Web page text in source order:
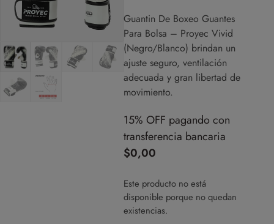
Guantin De Boxeo Guantes
Para Bolsa – Proyec Vivid
(Negro/Blanco) brindan un
ajuste seguro, ventilación
adecuada y gran libertad de
movimiento.
15% OFF pagando con
transferencia bancaria
$0,00
Este producto no está
disponible porque no quedan
existencias.